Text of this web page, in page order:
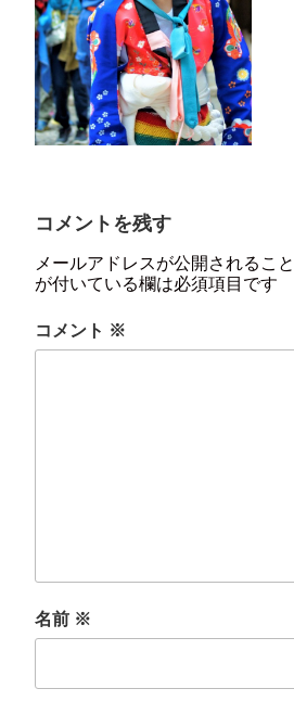
コメントを残す
メールアドレスが公開されるこ
が付いている欄は必須項目です
コメント ※
名前 ※